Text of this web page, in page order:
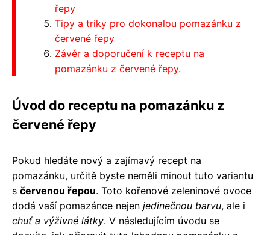
řepy
Tipy a triky pro dokonalou pomazánku z
červené řepy
Závěr a doporučení k receptu na
pomazánku z červené řepy.
Úvod do receptu na pomazánku z
červené řepy
Pokud hledáte nový a zajímavý recept na
pomazánku, určitě byste neměli minout tuto variantu
s červenou řepou. Toto kořenové zeleninové ovoce
dodá vaší pomazánce nejen jedinečnou barvu, ale i
chuť a výživné látky. V následujícím úvodu se